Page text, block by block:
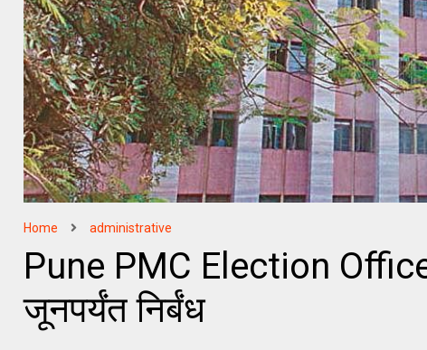
Home administrative
Pune PMC Election
जूनपर्यंत निर्बंध